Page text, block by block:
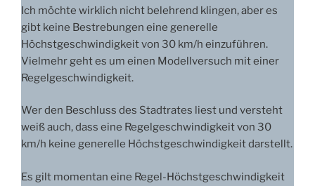
Ich möchte wirklich nicht belehrend klingen, aber es
gibt keine Bestrebungen eine generelle
Höchstgeschwindigkeit von 30 km/h einzuführen.
Vielmehr geht es um einen Modellversuch mit einer
Regelgeschwindigkeit.
Wer den Beschluss des Stadtrates liest und versteht
weiß auch, dass eine Regelgeschwindigkeit von 30
km/h keine generelle Höchstgeschwindigkeit darstellt.
Es gilt momentan eine Regel-Höchstgeschwindigkeit